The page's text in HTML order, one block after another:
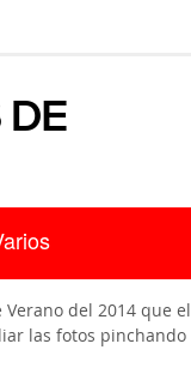
del 2014 que el
las fotos pinchando